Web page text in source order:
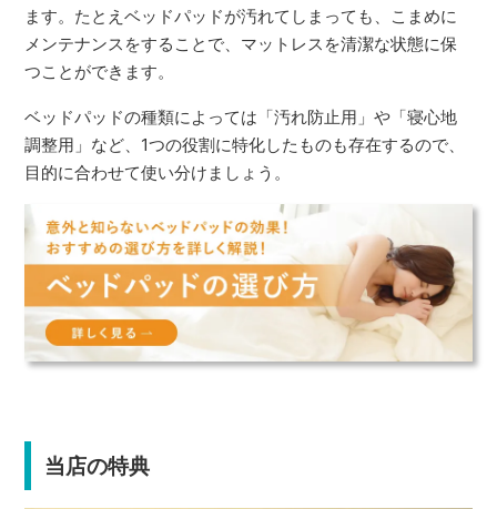
ます。たとえベッドパッドが汚れてしまっても、こまめに
メンテナンスをすることで、マットレスを清潔な状態に保
つことができます。
ベッドパッドの種類によっては「汚れ防止用」や「寝心地
調整用」など、1つの役割に特化したものも存在するので、
目的に合わせて使い分けましょう。
当店の特典